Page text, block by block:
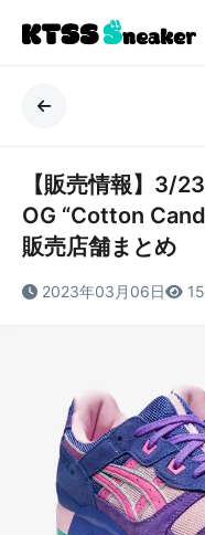
【販売情報】3/
OG “Cotton
販売店舗まとめ
2023年03月06日